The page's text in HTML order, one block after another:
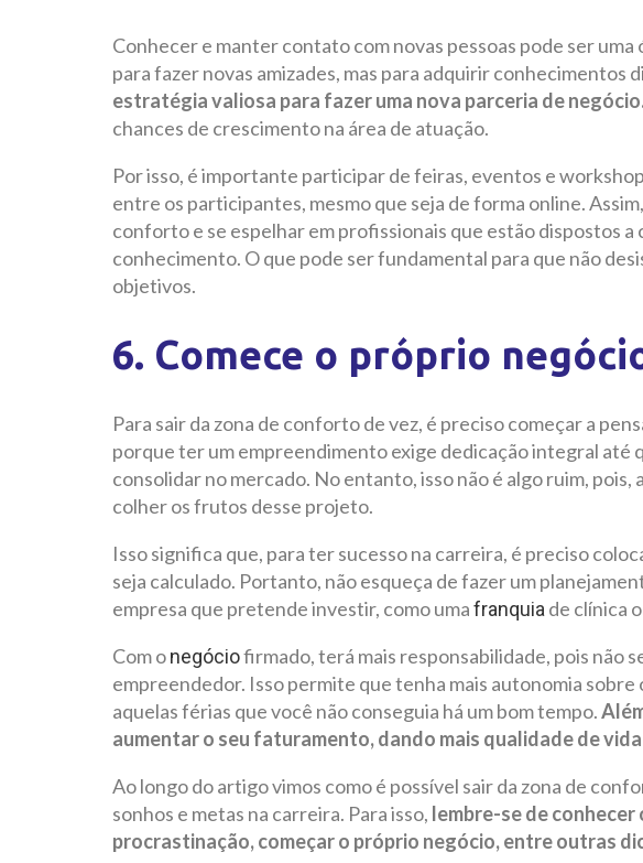
Conhecer e manter contato com novas pessoas pode ser
para fazer novas amizades, mas para adquirir conhecimentos
estratégia valiosa para fazer uma nova parceria de
chances de crescimento na área de atuação.
Por isso, é importante participar de feiras, eventos e
entre os participantes, mesmo que seja de forma online.
conforto e se espelhar em profissionais que estão dispostos a
conhecimento. O que pode ser fundamental para que não
objetivos.
6. Comece o próprio
Para sair da zona de conforto de vez, é preciso começar a
porque ter um empreendimento exige dedicação integral até
consolidar no mercado. No entanto, isso não é algo ruim, pois,
colher os frutos desse projeto.
Isso significa que, para ter sucesso na carreira, é preciso
seja calculado. Portanto, não esqueça de fazer um
empresa que pretende investir, como umafranquia de clínica
Com onegóciofirmado, terá mais responsabilidade, pois não
empreendedor. Isso permite que tenha mais autonomia
aquelas férias que você não conseguia há um bom tempo.
aumentar o seu faturamento, dando mais qualidade de
Ao longo do artigo vimos como é possível sair da zona de
sonhos e metas na carreira. Para isso, lembre-se de
procrastinação, começar o próprio negócio, entre outras